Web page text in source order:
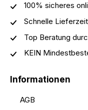
100% sicheres
Schnelle
Top Beratung
KEIN
Informationen
AGB